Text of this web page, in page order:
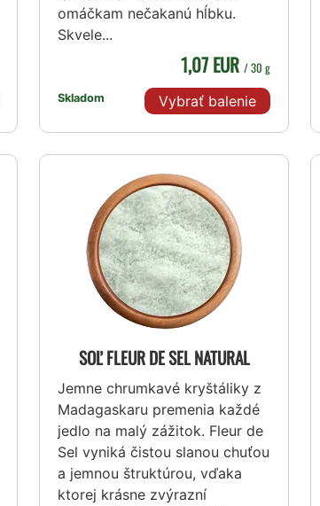
omáčkam nečakanú hĺbku.
Skvele...
Skladom
1,07 EUR / 30 g
Vybrať balenie
SOĽ FLEUR DE SEL NATURAL
Jemne chrumkavé kryštáliky z
Madagaskaru premenia každé
jedlo na malý zážitok. Fleur de
Sel vyniká čistou slanou chuťou
a jemnou štruktúrou, vďaka
ktorej krásne zvýrazní